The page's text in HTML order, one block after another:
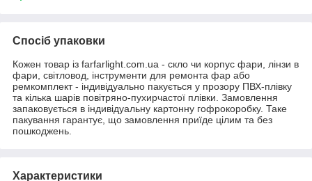
Спосіб упаковки
Кожен товар із farfarlight.com.ua - скло чи корпус фари, лінзи в
фари, світловод, інструменти для ремонта фар або
ремкомплект - індивідуально пакується у прозору ПВХ-плівку
та кілька шарів повітряно-пухирчастої плівки. Замовлення
запаковується в індивідуальну картонну гофрокоробку. Таке
пакування гарантує, що замовлення приїде цілим та без
пошкоджень.
Характеристики